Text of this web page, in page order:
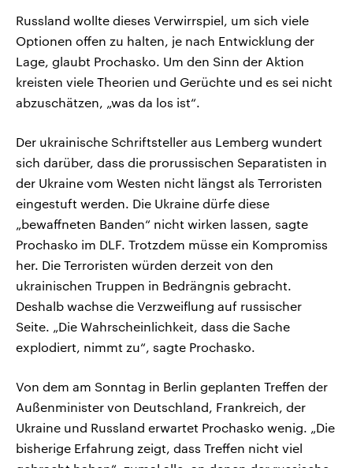
Russland wollte dieses Verwirrspiel, um sich viele
Optionen offen zu halten, je nach Entwicklung der
Lage, glaubt Prochasko. Um den Sinn der Aktion
kreisten viele Theorien und Gerüchte und es sei nicht
abzuschätzen, „was da los ist“.
Der ukrainische Schriftsteller aus Lemberg wundert
sich darüber, dass die prorussischen Separatisten in
der Ukraine vom Westen nicht längst als Terroristen
eingestuft werden. Die Ukraine dürfe diese
„bewaffneten Banden“ nicht wirken lassen, sagte
Prochasko im DLF. Trotzdem müsse ein Kompromiss
her. Die Terroristen würden derzeit von den
ukrainischen Truppen in Bedrängnis gebracht.
Deshalb wachse die Verzweiflung auf russischer
Seite. „Die Wahrscheinlichkeit, dass die Sache
explodiert, nimmt zu“, sagte Prochasko.
Von dem am Sonntag in Berlin geplanten Treffen der
Außenminister von Deutschland, Frankreich, der
Ukraine und Russland erwartet Prochasko wenig. „Die
bisherige Erfahrung zeigt, dass Treffen nicht viel